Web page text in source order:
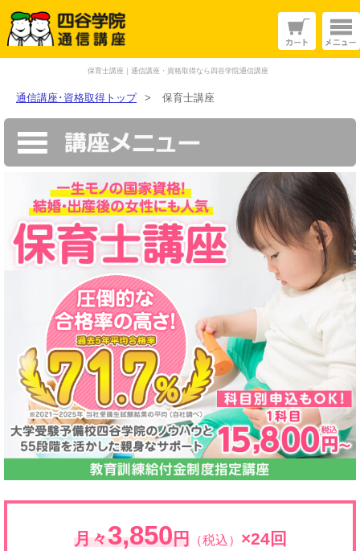
保育士講座｜通信講座・資格取得なら四谷学院通信講座
通信講座･資格取得トップ > 保育士講座
月々3,850円（税込） ×24回